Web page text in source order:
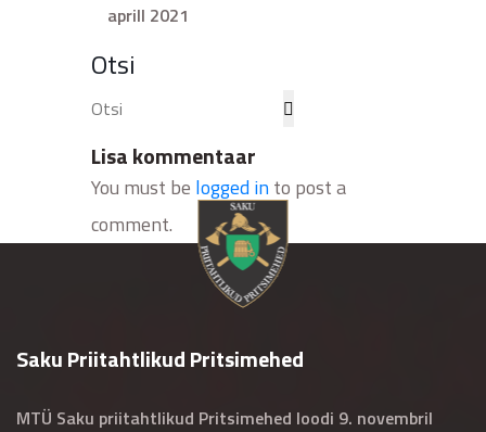
aprill 2021
Otsi
Lisa kommentaar
You must be logged into post a
comment.
Saku Priitahtlikud Pritsimehed
MTÜ Saku priitahtlikud Pritsimehed loodi 9. novembril